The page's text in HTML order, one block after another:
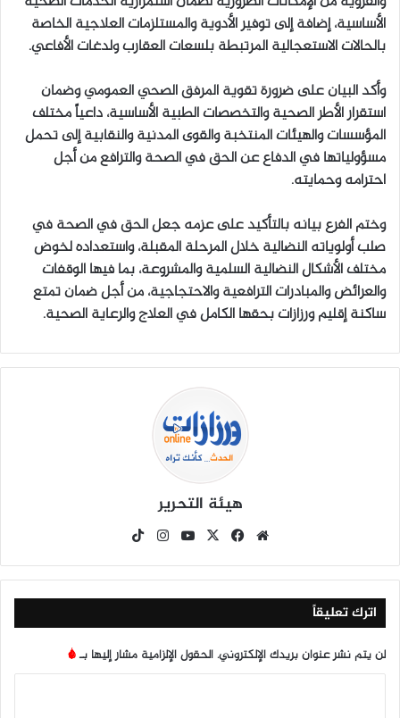
الأساسية، إضافة إلى توفير الأدوية والمستلزمات العلاجية الخاصة
بالحالات الاستعجالية المرتبطة بلسعات العقارب ولدغات الأفاعي.
وأكد البيان على ضرورة تقوية المرفق الصحي العمومي وضمان
استقرار الأطر الصحية والتخصصات الطبية الأساسية، داعياً مختلف
المؤسسات والهيئات المنتخبة والقوى المدنية والنقابية إلى تحمل
مسؤولياتها في الدفاع عن الحق في الصحة والترافع من أجل
احترامه وحمايته.
وختم الفرع بيانه بالتأكيد على عزمه جعل الحق في الصحة في
صلب أولوياته النضالية خلال المرحلة المقبلة، واستعداده لخوض
مختلف الأشكال النضالية السلمية والمشروعة، بما فيها الوقفات
والعرائض والمبادرات الترافعية والاحتجاجية، من أجل ضمان تمتع
ساكنة إقليم ورزازات بحقها الكامل في العلاج والرعاية الصحية.
هيئة التحرير
موق
الوي
ب
في
وك
X
يوتي انس
م
k
اترك تعليقاً
لن يتم نشر عنوان بريدك الإلكتروني.الحقول الإلزامية مشار إليها بـ*